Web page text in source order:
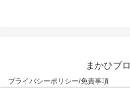
まかひブ
プライバシーポリシー/免責事項